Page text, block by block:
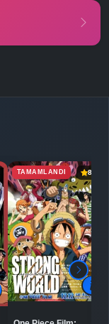
TAMAMLANDI 8.0